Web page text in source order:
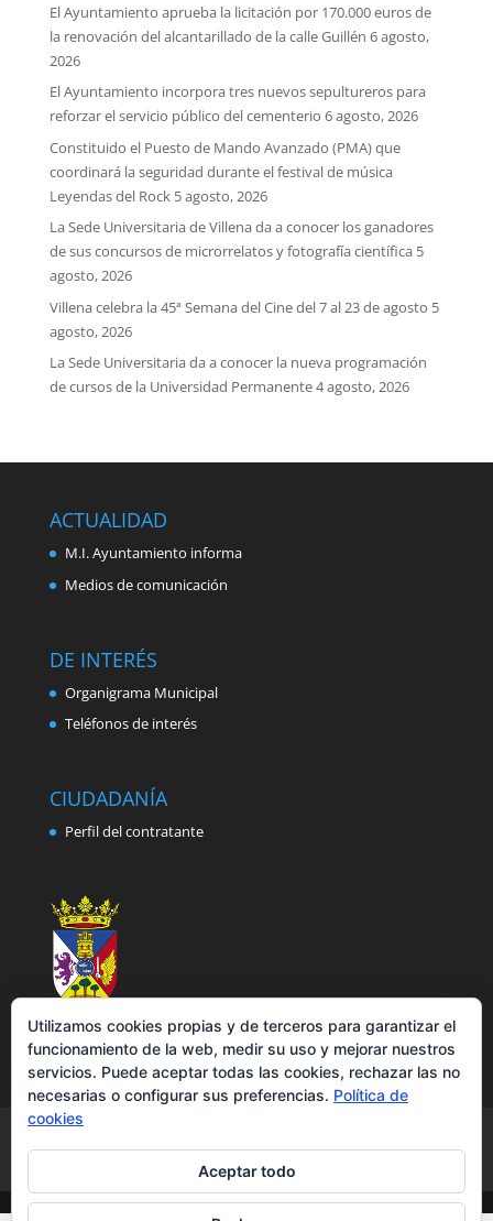
El Ayuntamiento aprueba la licitación por 170.000 euros de
la renovación del alcantarillado de la calle Guillén 6 agosto,
2026
El Ayuntamiento incorpora tres nuevos sepultureros para
reforzar el servicio público del cementerio 6 agosto, 2026
Constituido el Puesto de Mando Avanzado (PMA) que
coordinará la seguridad durante el festival de música
Leyendas del Rock 5 agosto, 2026
La Sede Universitaria de Villena da a conocer los ganadores
de sus concursos de microrrelatos y fotografía científica 5
agosto, 2026
Villena celebra la 45ª Semana del Cine del 7 al 23 de agosto 5
agosto, 2026
La Sede Universitaria da a conocer la nueva programación
de cursos de la Universidad Permanente4 agosto, 2026
ACTUALIDAD
M.I. Ayuntamiento informa
Medios de comunicación
DE INTERÉS
Organigrama Municipal
Teléfonos de interés
CIUDADANÍA
Perfil del contratante
Política de cookies
Accesibilidad
Utilizamos cookies propias y de terceros para garantizar el
funcionamiento de la web, medir su uso y mejorar nuestros
servicios. Puede aceptar todas las cookies, rechazar las no
necesarias o configurar sus preferencias. Política de
cookies
Aceptar todo